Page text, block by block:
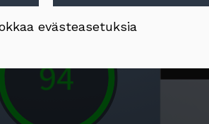
90
evästeasetuksia